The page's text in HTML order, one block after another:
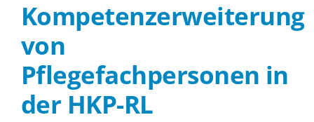
Kompetenzerweiterung
von
Pflegefachpersonen in
der HKP-RL